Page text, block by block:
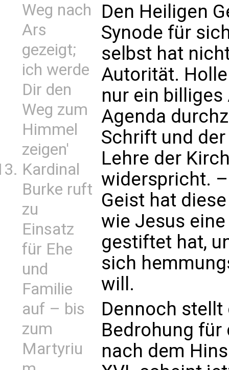
Weg nach
Ars
gezeigt;
ich werde
Dir den
Weg zum
Himmel
zeigen'
Kardinal
Burke ruft
zu
Einsatz
für Ehe
und
Familie
auf – bis
zum
Martyriu
Den Heiligen
Synode für
selbst hat
Autorität.
nur ein
Agenda
Schrift und
Lehre der
widerspricht.
Geist hat
wie Jesus eine
gestiftet hat,
sich
will.
Dennoch stellt
Bedrohung für
nach dem